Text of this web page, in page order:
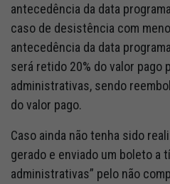
antecedência da data
caso de desistência com
antecedência da data
será retido 20% do valor pago
administrativas, sendo
do valor pago.
Caso ainda não tenha sido
gerado e enviado um boleto a
administrativas” pelo não